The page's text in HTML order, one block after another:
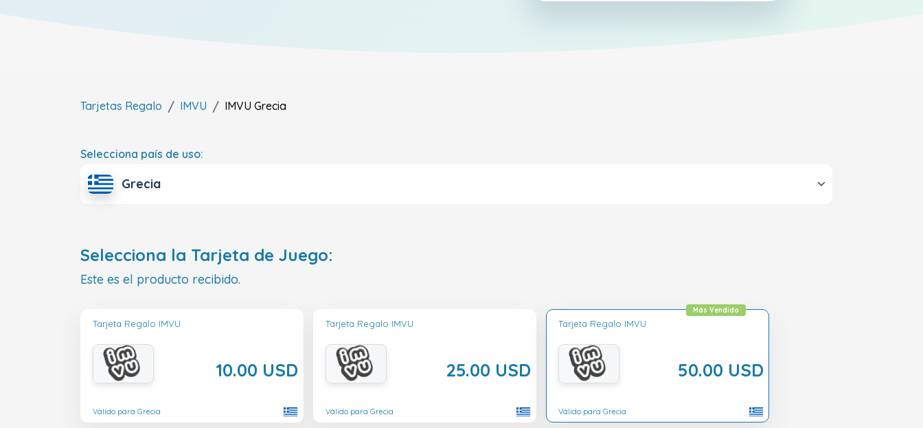
Tarjetas Regalo IMVU IMVU Grecia
Selecciona país de uso:
Grecia
Selecciona la Tarjeta de Juego:
Este es el producto recibido.
Tarjeta Regalo IMVU
10.00 USD
Válido para Grecia
Tarjeta Regalo IMVU
25.00 USD
Válido para Grecia
Tarjeta Regalo IMVU
50.00 USD
Más Vendido
Válido para Grecia